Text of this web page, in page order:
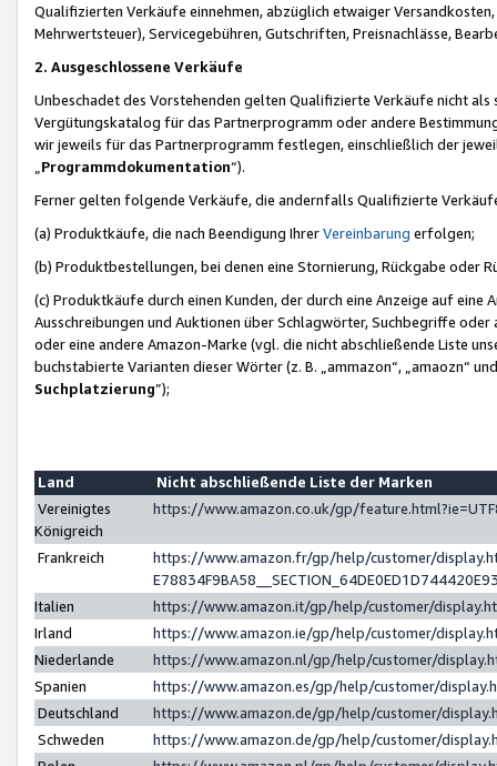
Qualifizierten Verkäufe einnehmen, abzüglich etwaiger
Mehrwertsteuer), Servicegebühren, Gutschriften, Preisnachlässe,
2. Ausgeschlossene Verkäufe
Unbeschadet des Vorstehenden gelten Qualifizierte Verkäufe nicht
Vergütungskatalog für das Partnerprogramm oder andere
wir jeweils für das Partnerprogramm festlegen, einschließlich der
Programmdokumentation“).
Ferner gelten folgende Verkäufe, die andernfalls Qualifizierte
(a) Produktkäufe, die nach Beendigung IhrerVereinbarung erfolgen;
(b) Produktbestellungen, bei denen eine Stornierung, Rückgabe oder
(c) Produktkäufe durch einen Kunden, der durch eine Anzeige auf
Ausschreibungen und Auktionen über Schlagwörter, Suchbegriffe
oder eine andere Amazon-Marke (vgl. die nicht abschließende Liste
buchstabierte Varianten dieser Wörter (z. B. „ammazon“, „amaozn“
Suchplatzierung”);
Land
Nicht abschließende Liste der Marken
Vereinigtes
Königreich
https://www.amazon.co.uk/gp/
Frankreich
https://www.amazon.fr/gp/help/customer/
Italien
https://www.amazon.it/gp/help/customer/
Irland
https://www.amazon.ie/gp/help/customer/
Niederlande
https://www.amazon.nl/gp/help/customer/
Spanien
https://www.amazon.es/gp/help/customer/
Deutschland
https://www.amazon.de/gp/help/customer/
Schweden
https://www.amazon.de/gp/help/customer/